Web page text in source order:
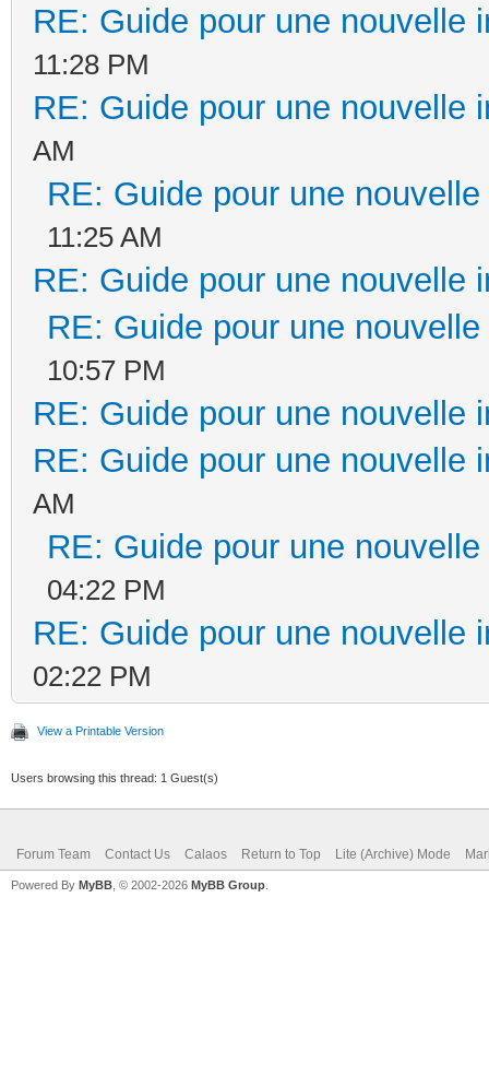
RE: Guide pour une nouvelle
11:28 PM
RE: Guide pour une nouvelle
AM
RE: Guide pour une
11:25 AM
RE: Guide pour une nouvelle
RE: Guide pour une
10:57 PM
RE: Guide pour une nouvelle
RE: Guide pour une nouvelle
AM
RE: Guide pour une
04:22 PM
RE: Guide pour une nouvelle
02:22 PM
View a Printable Version
Users browsing this thread: 1 Guest(s)
Forum Team Contact Us Calaos Return to Top Lite (Archive) Mode
Powered By MyBB , © 2002-2026 MyBB Group